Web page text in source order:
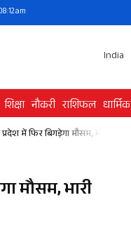
am
India
शिक्षा नौकरी राशिफल धार्मिक
में फिर बिगड़ेगा मौसम, भारी
मौसम, भारी